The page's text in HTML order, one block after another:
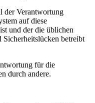
der Verantwortung
auf diese
und der die üblichen
betreibt
für die
durch andere.